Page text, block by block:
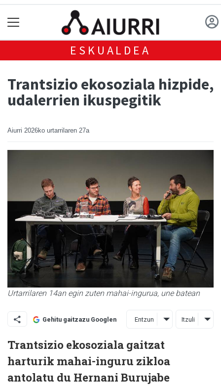
ESKUALDEA
Trantsizio ekosoziala hizpide,
udalerrien ikuspegitik
Aiurri 2026ko urtarrilaren 27a
Urtarrilaren 14an egin zuten mahai-ingurua, une batean
Gehitu gaitzazu Googlen Entzun Itzuli
Trantsizio ekosoziala gaitzat
harturik mahai-inguru zikloa
antolatu du Hernani Burujabe